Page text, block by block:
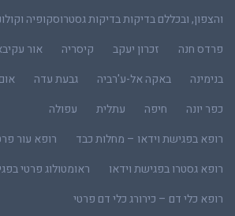
והצפון, ובכללם בדיקות בדיקות גסטרוסקופיה
פרדס חנה
זכרון יעקב קיסריה אור
בנימינה
באקה אל-ע'רביה גבעת עדה
כפר יונה
חיפה עתלית
עפולה
רופא בפגישת וידאו – מחלות כבד
רופא עור
רופא גסטרו בפגישת וידאו
ראומטולוג פרטי
רופא כלי דם – כירורג כלי דם פרטי